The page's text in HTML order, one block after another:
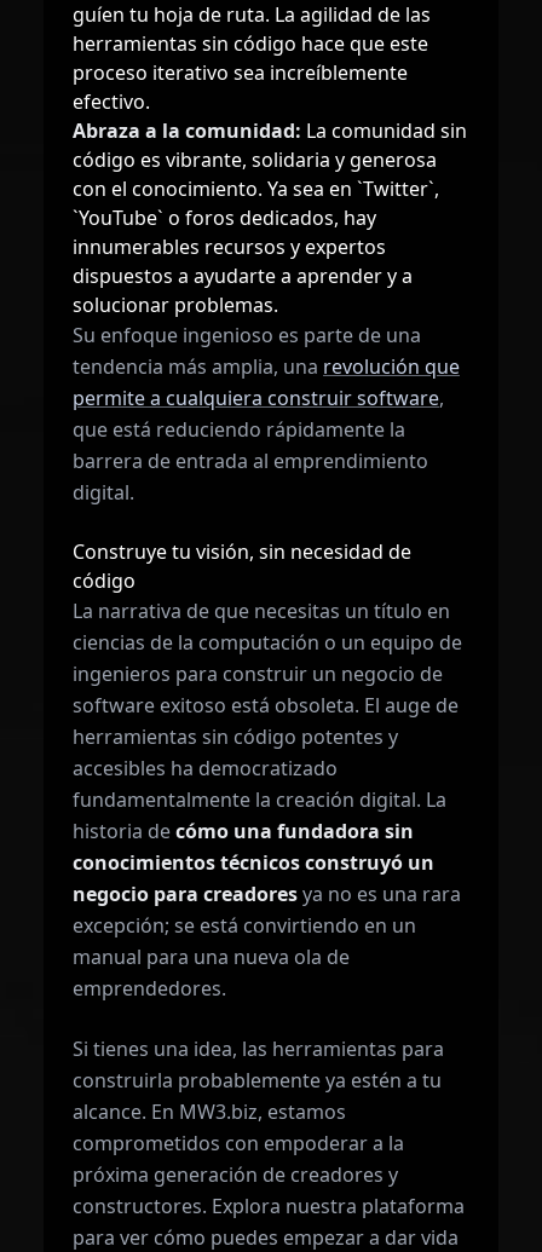
guíen tu hoja de ruta. La agilidad de las
herramientas sin código hace que este
proceso iterativo sea increíblemente
efectivo.
Abraza a la comunidad: La comunidad sin
código es vibrante, solidaria y generosa
con el conocimiento. Ya sea en `Twitter`,
`YouTube` o foros dedicados, hay
innumerables recursos y expertos
dispuestos a ayudarte a aprender y a
solucionar problemas.
Su enfoque ingenioso es parte de una
tendencia más amplia, una revolución que
permite a cualquiera construir software,
que está reduciendo rápidamente la
barrera de entrada al emprendimiento
digital.
Construye tu visión, sin necesidad de
código
La narrativa de que necesitas un título en
ciencias de la computación o un equipo de
ingenieros para construir un negocio de
software exitoso está obsoleta. El auge de
herramientas sin código potentes y
accesibles ha democratizado
fundamentalmente la creación digital. La
historia decómo una fundadora sin
conocimientos técnicos construyó un
negocio para creadoresya no es una rara
excepción; se está convirtiendo en un
manual para una nueva ola de
emprendedores.
Si tienes una idea, las herramientas para
construirla probablemente ya estén a tu
alcance. En MW3.biz, estamos
comprometidos con empoderar a la
próxima generación de creadores y
constructores. Explora nuestra plataforma
para ver cómo puedes empezar a dar vida